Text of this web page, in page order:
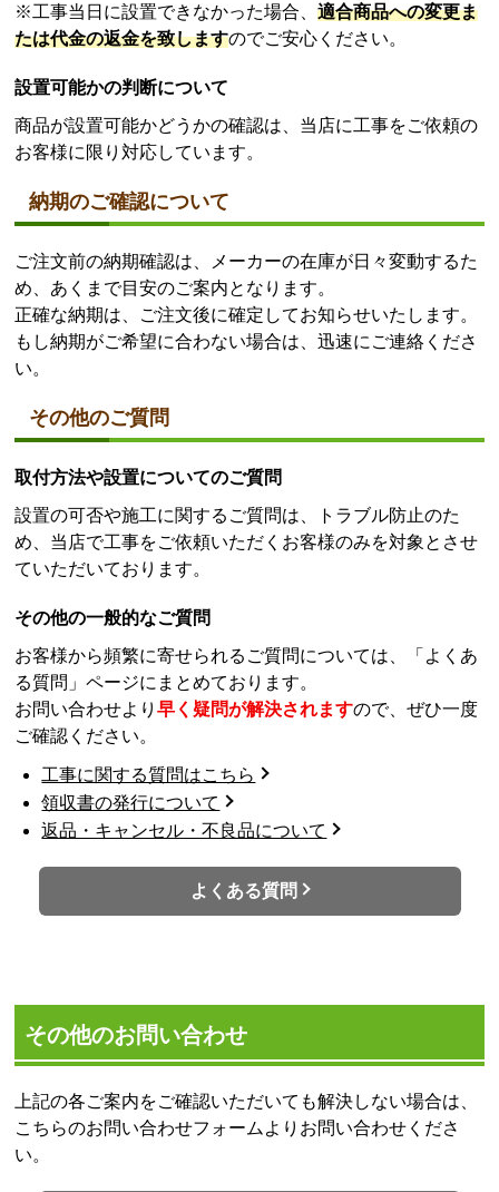
※工事当日に設置できなかった場合、適合商品への変更ま
たは代金の返金を致しますのでご安心ください。
設置可能かの判断について
商品が設置可能かどうかの確認は、当店に工事をご依頼の
お客様に限り対応しています。
納期のご確認について
ご注文前の納期確認は、メーカーの在庫が日々変動するた
め、あくまで目安のご案内となります。
正確な納期は、ご注文後に確定してお知らせいたします。
もし納期がご希望に合わない場合は、迅速にご連絡くださ
い。
その他のご質問
取付方法や設置についてのご質問
設置の可否や施工に関するご質問は、トラブル防止のた
め、当店で工事をご依頼いただくお客様のみを対象とさせ
ていただいております。
その他の一般的なご質問
お客様から頻繁に寄せられるご質問については、「よくあ
る質問」ページにまとめております。
お問い合わせより早く疑問が解決されますので、ぜひ一度
ご確認ください。
工事に関する質問はこちら
領収書の発行について
返品・キャンセル・不良品について
よくある質問
その他のお問い合わせ
上記の各ご案内をご確認いただいても解決しない場合は、
こちらのお問い合わせフォームよりお問い合わせくださ
い。